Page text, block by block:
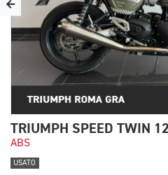
TRIUMPH SPEED TWIN
ABS
USATO